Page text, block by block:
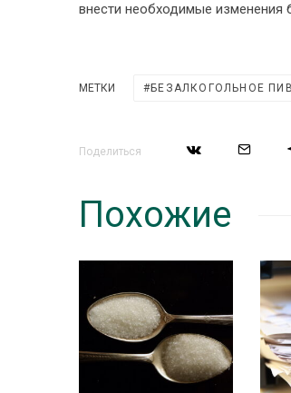
внести необходимые изменения
МЕТКИ БЕЗАЛКОГОЛЬНОЕ
Поделиться
Похожие